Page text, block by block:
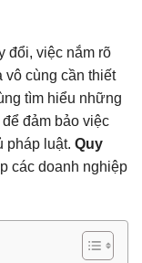
đổi, việc nắm rõ
vô cùng cần thiết
tìm hiểu những
đảm bảo việc
pháp luật. Quy
các doanh nghiệp